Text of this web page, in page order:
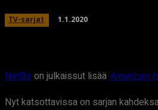
TV-sarjat 1.1.2020
Netflixon julkaissut lisääAmerican
Nyt katsottavissa on sarjan